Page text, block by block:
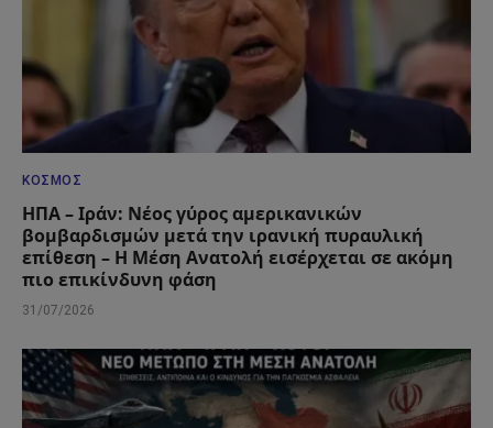
ΚΌΣΜΟΣ
ΗΠΑ – Ιράν: Νέος γύρος αμερικανικών
βομβαρδισμών μετά την ιρανική πυραυλική
επίθεση – Η Μέση Ανατολή εισέρχεται σε ακόμη
πιο επικίνδυνη φάση
31/07/2026